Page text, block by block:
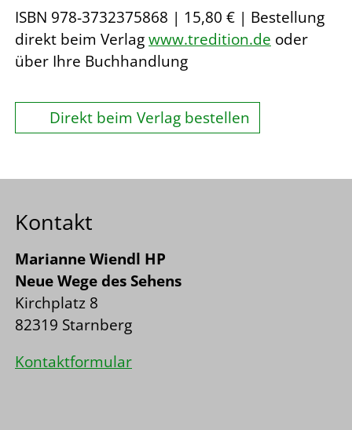
ISBN 978-3732375868 | 15,80 € | Bestellung
direkt beim Verlagwww.tredition.de oder
über Ihre Buchhandlung
Direkt beim Verlag bestellen
Kontakt
Marianne Wiendl HP
Neue Wege des Sehens
Kirchplatz 8
82319 Starnberg
Kontaktformular